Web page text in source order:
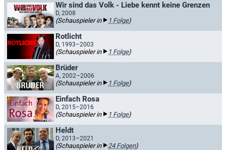
Wir sind das Volk - Liebe kennt keine Grenzen
D, 2008
(Schauspieler in 1 Folge)
Rotlicht
D, 1993–2003
(Schauspieler in 1 Folge)
Brüder
A, 2002–2006
(Schauspieler in 1 Folge)
Einfach Rosa
D, 2015–2016
(Schauspieler in 1 Folge)
Heldt
D, 2013–2021
(Schauspieler in 24 Folgen)